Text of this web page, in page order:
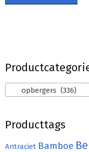
opbergers (336)
Producttags
Antraciet Bamboe